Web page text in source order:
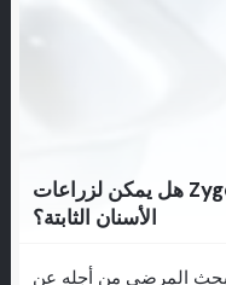
هل يمكن لزراعات Zygomatic دعم
الأسنان الثابتة؟